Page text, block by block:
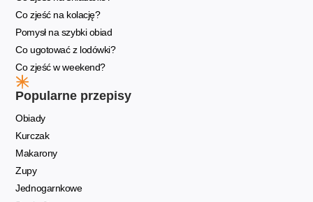
Co zjeść na kolację?
Pomysł na szybki obiad
Co ugotować z lodówki?
Co zjeść w weekend?
Popularne przepisy
Obiady
Kurczak
Makarony
Zupy
Jednogarnkowe